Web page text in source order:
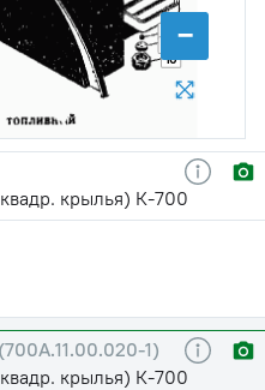
−
10
крылья) К-700
1)
крылья) К-700